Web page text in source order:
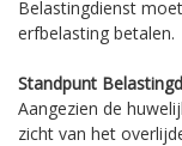
Belastingdienst
erfbelasting betalen.
Standpunt
Aangezien de
zicht van het